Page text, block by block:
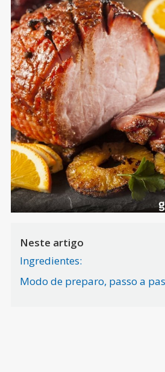
Neste artigo
Ingredientes:
Modo de preparo, passo a